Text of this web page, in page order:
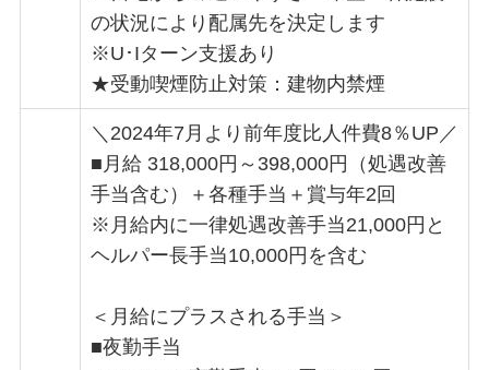
の状況により配属先を決定します
※U･Iターン支援あり
★受動喫煙防止対策：建物内禁煙
＼2024年7月より前年度比人件費8％UP／
■月給 318,000円～398,000円（処遇改善
手当含む）＋各種手当＋賞与年2回
※月給内に一律処遇改善手当21,000円と
ヘルパー長手当10,000円を含む
＜月給にプラスされる手当＞
■夜勤手当